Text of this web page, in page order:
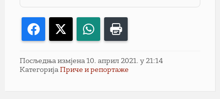
Facebook WhatsApp
Посљедња измјена 10. април 2021. у 21:14
Категорија Приче и репортаже